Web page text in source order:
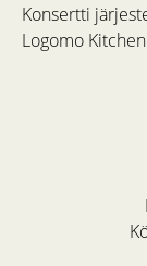
Konsertti
Logomo